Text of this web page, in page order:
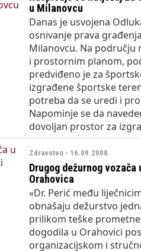
u Milanovcu
Danas je usvojena
osnivanje prava
Milanovcu. Na području
i prostornim planom,
predviđeno je za
izgrađene športske
potreba da se uredi i
Napominje se da
dovoljan prostor za
Zdravstvo - 16.09.2008.
Drugog dežurnog
Orahovica
«Dr. Perić među
obnašaju dežurstvo
prilikom teške
dogodila u Orahovici
organizacijskom i